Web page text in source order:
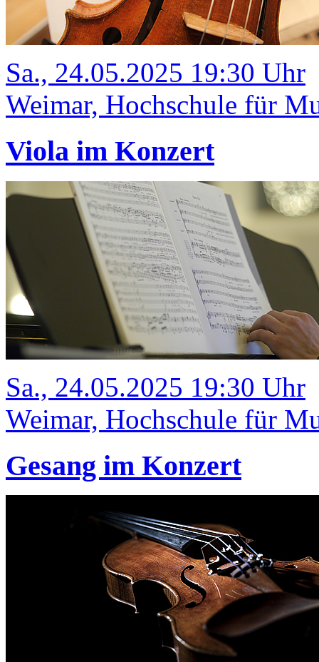
Sa., 24.05.2025 19:30 Uhr
Weimar, Hochschule für
Viola im Konzert
Sa., 24.05.2025 19:30 Uhr
Weimar, Hochschule für
Gesang im Konzert